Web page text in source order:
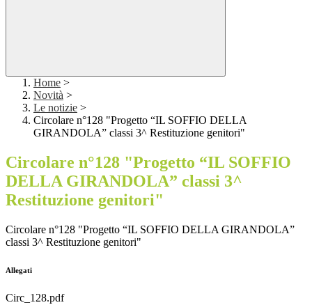
Home >
Novità >
Le notizie >
Circolare n°128 "Progetto “IL SOFFIO DELLA
GIRANDOLA” classi 3^ Restituzione genitori"
Circolare n°128 "Progetto “IL SOFFIO
DELLA GIRANDOLA” classi 3^
Restituzione genitori"
Circolare n°128 "Progetto “IL SOFFIO DELLA GIRANDOLA”
classi 3^ Restituzione genitori"
Allegati
Circ_128.pdf